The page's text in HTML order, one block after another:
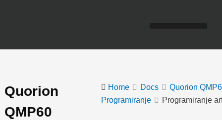
Quorion
QMP60
Home Docs
Quorion
Programiranje
Programiranje